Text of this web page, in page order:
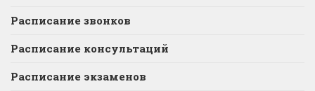
Расписание звонков
Расписание консультаций
Расписание экзаменов